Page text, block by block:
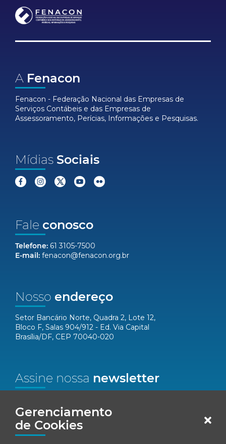
Gerenciamento
de Cookies
A Fenacon
Fenacon - Federação Nacional das Empresas de
Serviços Contábeis e das Empresas de
Assessoramento, Perícias, Informações e Pesquisas.
Mídias Sociais
Fale conosco
Telefone: 61 3105-7500
E-mail: fenacon@fenacon.org.br
Nosso endereço
Setor Bancário Norte, Quadra 2, Lote 12,
Bloco F, Salas 904/912 - Ed. Via Capital
Brasília/DF, CEP 70040-020
Assine nossa newsletter
Email*